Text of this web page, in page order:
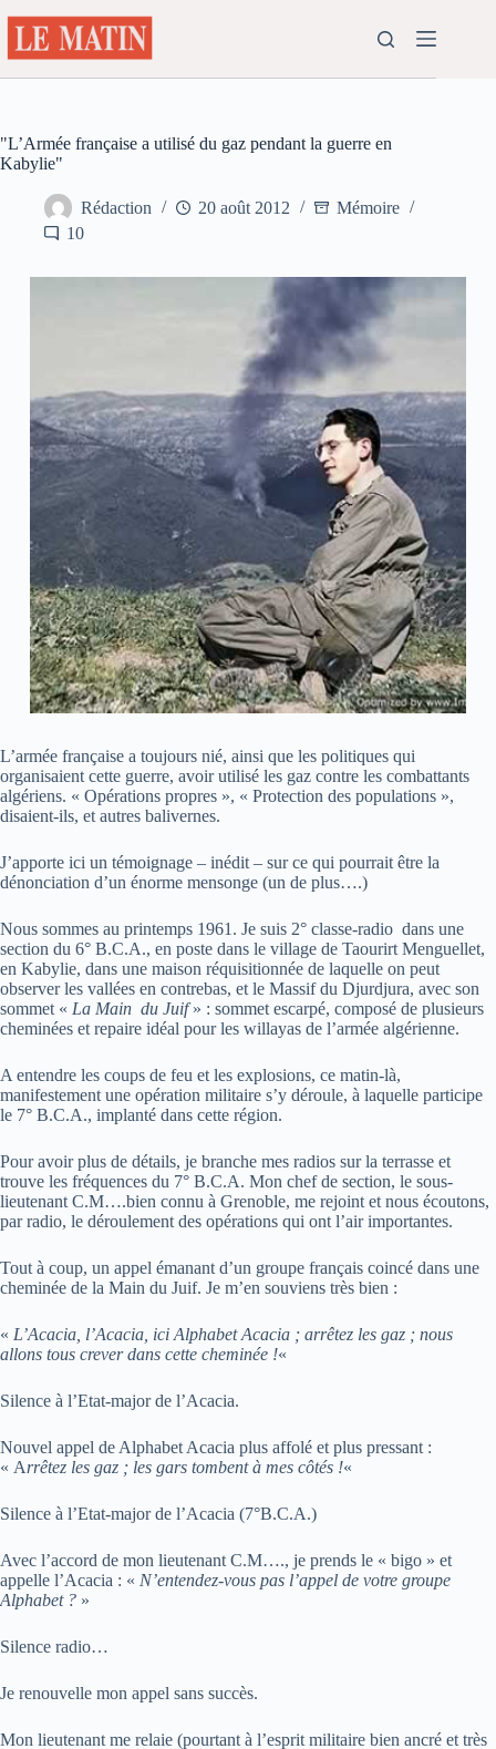
au
contenu
"L’Armée française a utilisé du gaz pendant la guerre en
Kabylie"
Rédaction 20 août 2012
Mémoire
10
L’armée française a toujours nié, ainsi que les politiques qui
organisaient cette guerre, avoir utilisé les gaz contre les combattants
algériens. « Opérations propres », « Protection des populations »,
disaient-ils, et autres balivernes.
J’apporte ici un témoignage – inédit – sur ce qui pourrait être la
dénonciation d’un énorme mensonge (un de plus….)
Nous sommes au printemps 1961. Je suis 2° classe-radio dans une
section du 6° B.C.A., en poste dans le village de Taourirt Menguellet,
en Kabylie, dans une maison réquisitionnée de laquelle on peut
observer les vallées en contrebas, et le Massif du Djurdjura, avec son
sommet « La Main du Juif» : sommet escarpé, composé de plusieurs
cheminées et repaire idéal pour les willayas de l’armée algérienne.
A entendre les coups de feu et les explosions, ce matin-là,
manifestement une opération militaire s’y déroule, à laquelle participe
le 7° B.C.A., implanté dans cette région.
Pour avoir plus de détails, je branche mes radios sur la terrasse et
trouve les fréquences du 7° B.C.A. Mon chef de section, le sous-
lieutenant C.M….bien connu à Grenoble, me rejoint et nous écoutons,
par radio, le déroulement des opérations qui ont l’air importantes.
Tout à coup, un appel émanant d’un groupe français coincé dans une
cheminée de la Main du Juif. Je m’en souviens très bien :
« L’Acacia, l’Acacia, ici Alphabet Acacia ; arrêtez les gaz ; nous
allons tous crever dans cette cheminée !«
Silence à l’Etat-major de l’Acacia.
Nouvel appel de Alphabet Acacia plus affolé et plus pressant :
« Arrêtez les gaz ; les gars tombent à mes côtés !«
Silence à l’Etat-major de l’Acacia (7°B.C.A.)
Avec l’accord de mon lieutenant C.M…., je prends le « bigo » et
appelle l’Acacia : « N’entendez-vous pas l’appel de votre groupe
Alphabet ? »
Silence radio…
Je renouvelle mon appel sans succès.
Mon lieutenant me relaie (pourtant à l’esprit militaire bien ancré et très